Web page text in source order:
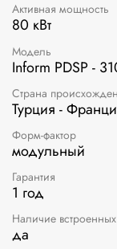
Активная мощность
80 кВт
Модель
Inform PDSP -
Страна
Турция -
Форм-фактор
модульный
Гарантия
1 год
Наличие
да